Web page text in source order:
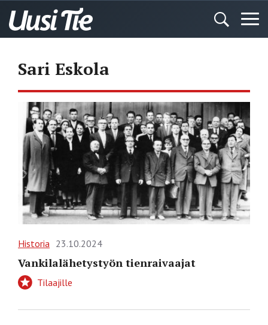
Sari Eskola
Historia 23.10.2024
Vankilalähetystyön tienraivaajat
Tilaajille